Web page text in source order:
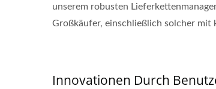
unserem robusten
Großkäufer, einschließlich solcher mit
Innovationen Durch